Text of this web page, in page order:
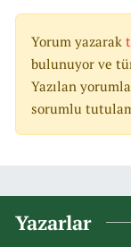
Yorum yazarak
bulunuyor ve
Yazılan
sorumlu
Yazarlar